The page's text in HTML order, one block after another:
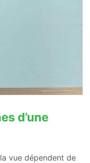
d’une
vue dépendent de